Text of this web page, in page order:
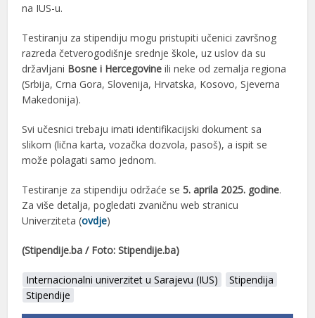
na IUS-u.
Testiranju za stipendiju mogu pristupiti učenici završnog
razreda četverogodišnje srednje škole, uz uslov da su
državljani Bosne i Hercegovine ili neke od zemalja regiona
(Srbija, Crna Gora, Slovenija, Hrvatska, Kosovo, Sjeverna
Makedonija).
Svi učesnici trebaju imati identifikacijski dokument sa
slikom (lična karta, vozačka dozvola, pasoš), a ispit se
može polagati samo jednom.
Testiranje za stipendiju održaće se5. aprila 2025. godine.
Za više detalja, pogledati zvaničnu web stranicu
Univerziteta (ovdje)
(Stipendije.ba / Foto: Stipendije.ba)
Internacionalni univerzitet u Sarajevu (IUS)
Stipendija
Stipendije